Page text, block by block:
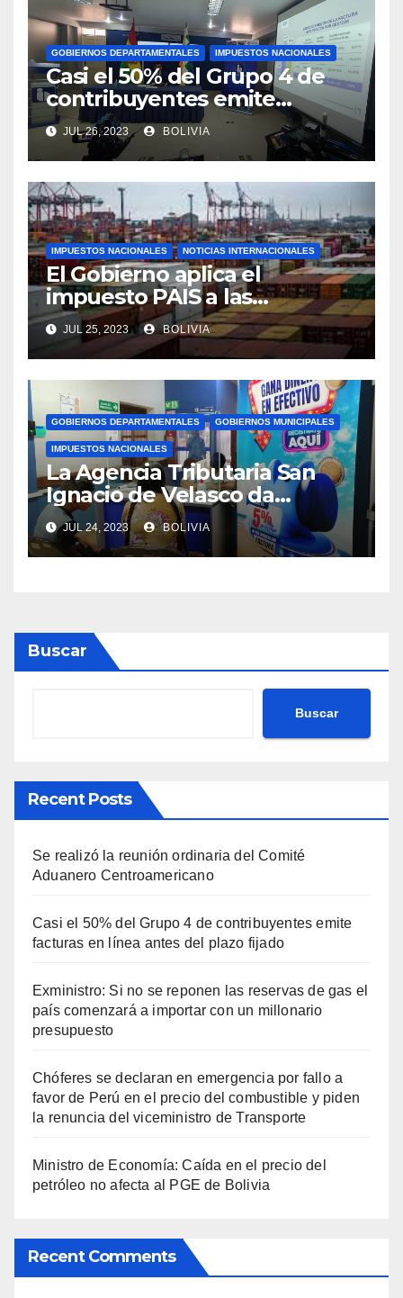
GOBIERNOS DEPARTAMENTALES IMPUESTOS NACIONALES
Casi el 50% del Grupo 4 de
contribuyentes emite
facturas en línea antes del
plazo fijado
JUL 26, 2023 BOLIVIA
IMPUESTOS NACIONALES NOTICIAS INTERNACIONALES
El Gobierno aplica el
impuesto PAIS a las
importaciones de algunos
bienes y servicios
JUL 25, 2023 BOLIVIA
GOBIERNOS DEPARTAMENTALES GOBIERNOS MUNICIPALES
IMPUESTOS NACIONALES
La Agencia Tributaria San
Ignacio de Velasco da
asistencia tributaria a
municipios aledaño
JUL 24, 2023 BOLIVIA
Buscar
Buscar
Recent Posts
Se realizó la reunión ordinaria del Comité
Aduanero Centroamericano
Casi el 50% del Grupo 4 de contribuyentes emite
facturas en línea antes del plazo fijado
Exministro: Si no se reponen las reservas de gas el
país comenzará a importar con un millonario
presupuesto
Chóferes se declaran en emergencia por fallo a
favor de Perú en el precio del combustible y piden
la renuncia del viceministro de Transporte
Ministro de Economía: Caída en el precio del
petróleo no afecta al PGE de Bolivia
Recent Comments